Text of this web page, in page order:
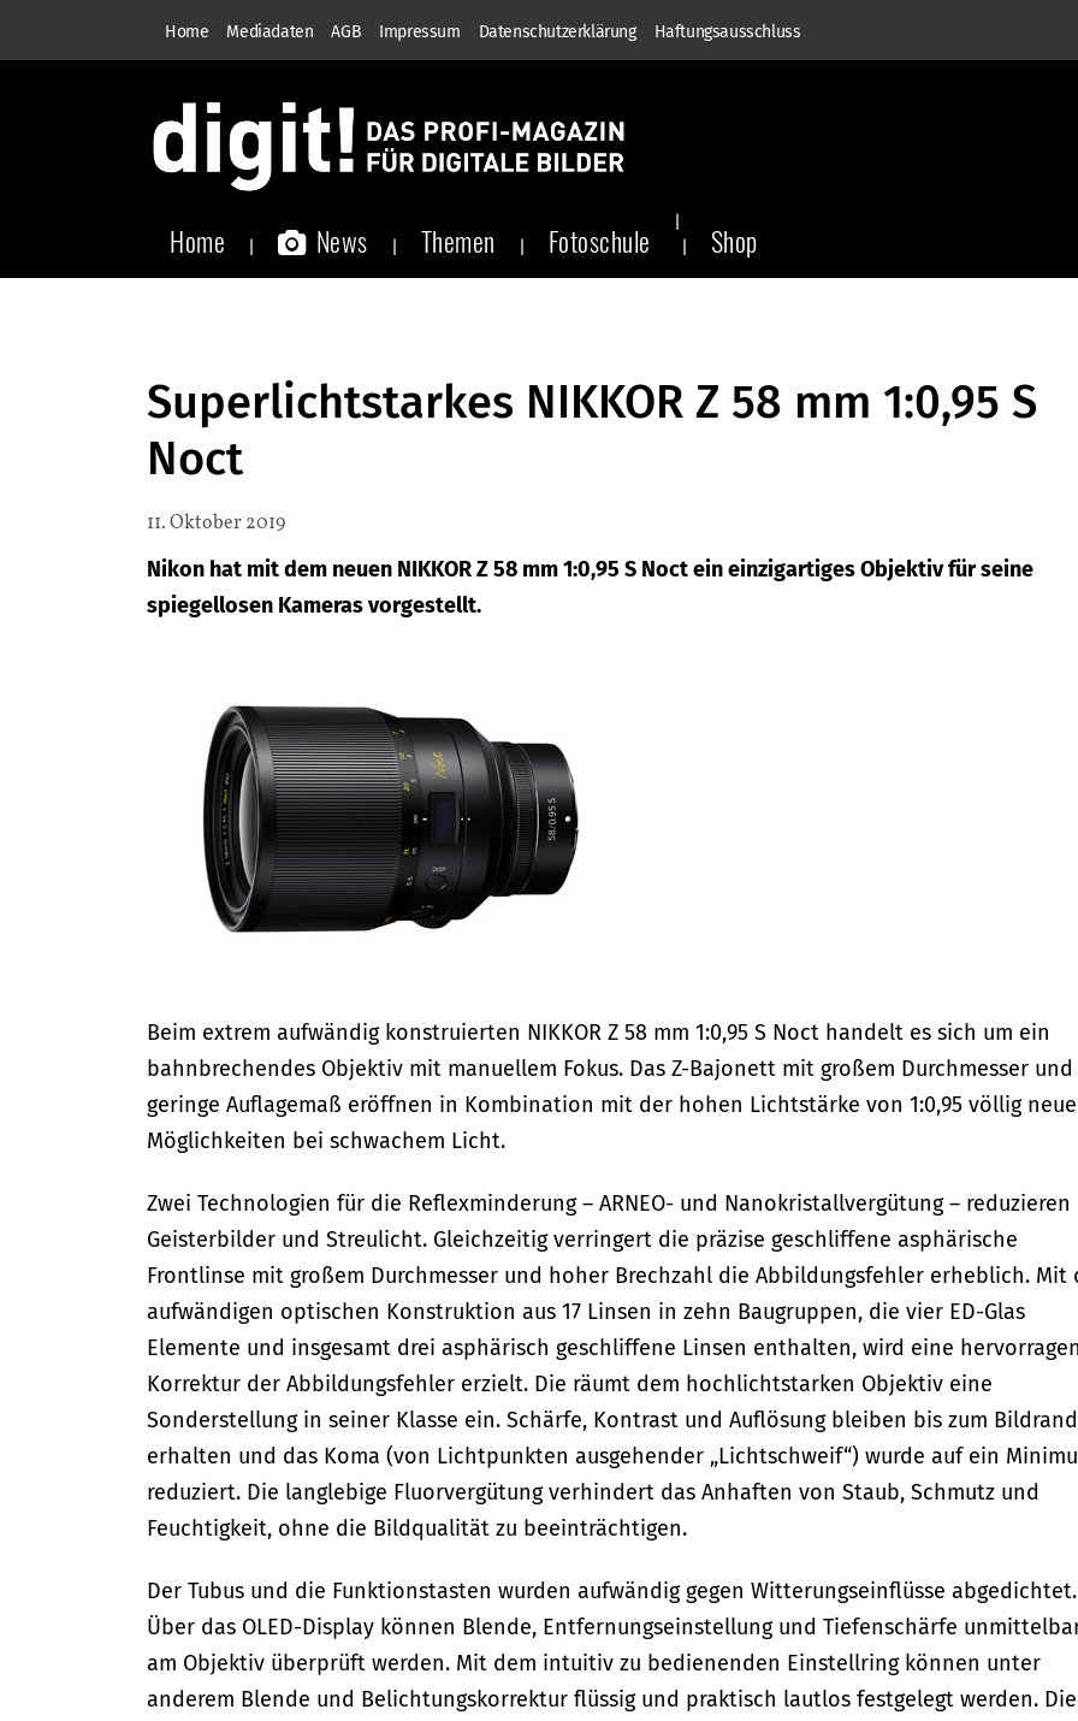
Home Mediadaten AGB Impressum Datenschutzerklärung Haftungsausschluss
Home News Themen Fotoschule Shop
Superlichtstarkes NIKKOR Z 58 mm 1:0,95 S
Noct
11. Oktober 2019
Nikon hat mit dem neuen NIKKOR Z 58 mm 1:0,95 S Noct ein einzigartiges Objektiv für seine
spiegellosen Kameras vorgestellt.
Beim extrem aufwändig konstruierten NIKKOR Z 58 mm 1:0,95 S Noct handelt es sich um ein
bahnbrechendes Objektiv mit manuellem Fokus. Das Z-Bajonett mit großem Durchmesser und
geringe Auflagemaß eröffnen in Kombination mit der hohen Lichtstärke von 1:0,95 völlig neue
Möglichkeiten bei schwachem Licht.
Zwei Technologien für die Reflexminderung – ARNEO- und Nanokristallvergütung – reduzieren
Geisterbilder und Streulicht. Gleichzeitig verringert die präzise geschliffene asphärische
Frontlinse mit großem Durchmesser und hoher Brechzahl die Abbildungsfehler erheblich. Mit
aufwändigen optischen Konstruktion aus 17 Linsen in zehn Baugruppen, die vier ED-Glas
Elemente und insgesamt drei asphärisch geschliffene Linsen enthalten, wird eine
Korrektur der Abbildungsfehler erzielt. Die räumt dem hochlichtstarken Objektiv eine
Sonderstellung in seiner Klasse ein. Schärfe, Kontrast und Auflösung bleiben bis zum Bildrand
erhalten und das Koma (von Lichtpunkten ausgehender „Lichtschweif“) wurde auf ein
reduziert. Die langlebige Fluorvergütung verhindert das Anhaften von Staub, Schmutz und
Feuchtigkeit, ohne die Bildqualität zu beeinträchtigen.
Der Tubus und die Funktionstasten wurden aufwändig gegen Witterungseinflüsse abgedichtet.
Über das OLED-Display können Blende, Entfernungseinstellung und Tiefenschärfe
am Objektiv überprüft werden. Mit dem intuitiv zu bedienenden Einstellring können unter
anderem Blende und Belichtungskorrektur flüssig und praktisch lautlos festgelegt werden. Die